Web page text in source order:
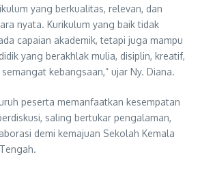
yang berkualitas, relevan, dan
nyata. Kurikulum yang baik tidak
capaian akademik, tetapi juga mampu
yang berakhlak mulia, disiplin, kreatif,
kebangsaan,” ujar Ny. Diana.
peserta memanfaatkan kesempatan
saling bertukar pengalaman,
demi kemajuan Sekolah Kemala